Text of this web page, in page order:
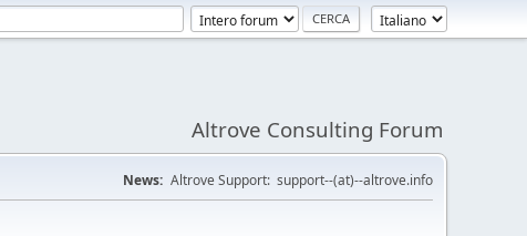
Altrove Consulting Forum
News: Altrove Support: support--(at)--altrove.info